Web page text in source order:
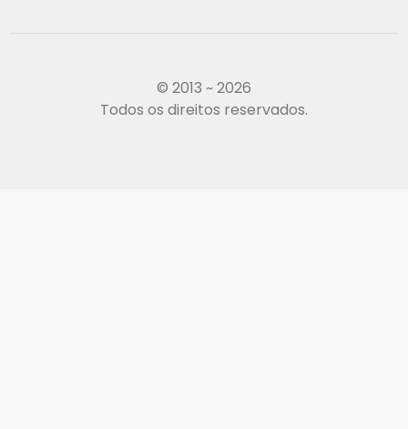
© 2013 ~ 2026
Todos os direitos reservados.